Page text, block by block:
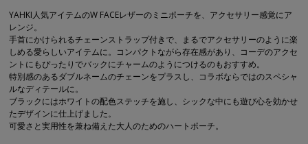
YAHKI人気アイテムのW FACEレザーのミニポーチを、アクセサリー感覚にア
レンジ。
手首にかけられるチェーンストラップ付きで、まるでアクセサリーのように楽
しめる愛らしいアイテムに。コンパクトながら存在感があり、コーデのアクセ
ントにもぴったりでバックにチャームのようにつけるのもおすすめ。
特別感のあるダブルネームのチェーンをプラスし、コラボならではのスペシャ
ルなディテールに。
ブラックにはホワイトの配色ステッチを施し、シックな中にも遊び心を効かせ
たデザインに仕上げました。
可愛さと実用性を兼ね備えた大人のためのハートポーチ。